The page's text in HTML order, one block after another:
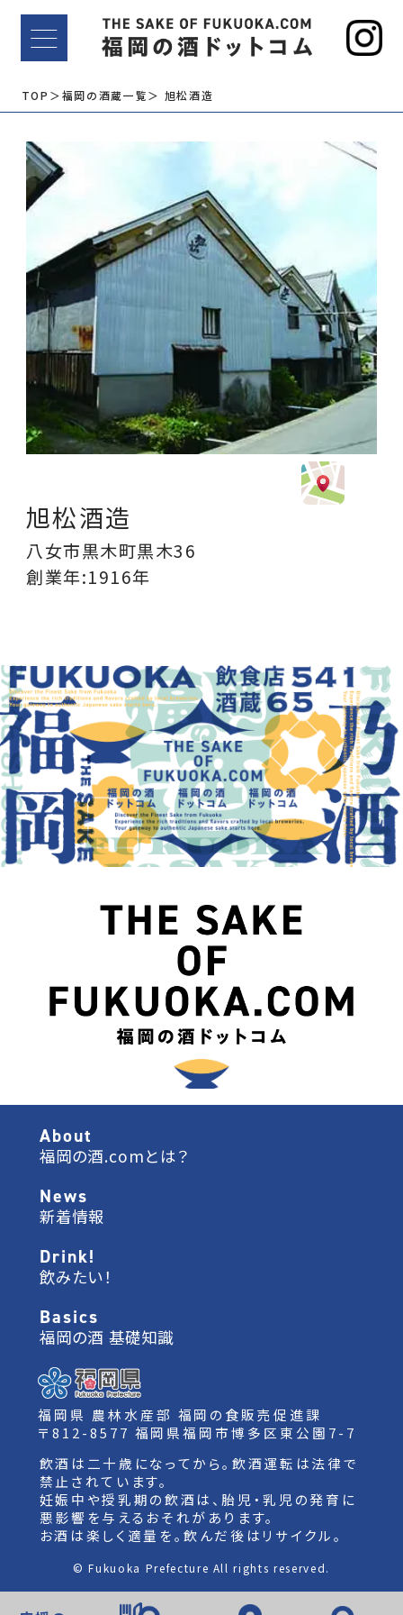
TOP ＞福岡の酒蔵一覧＞ 旭松酒造
旭松酒造
八女市黒木町黒木36
創業年:1916年
About
福岡の酒.comとは？
News
新着情報
Drink!
飲みたい！
Basics
福岡の酒 基礎知識
福岡県 農林水産部 福岡の食販売促進課
〒812-8577 福岡県福岡市博多区東公園7-7
飲酒は二十歳になってから。飲酒運転は法律で
禁止されています。
妊娠中や授乳期の飲酒は、胎児・乳児の発育に
悪影響を与えるおそれがあります。
お酒は楽しく適量を。飲んだ後はリサイクル。
© Fukuoka Prefecture All rights reserved.